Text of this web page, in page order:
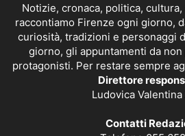
Notizie, cronaca, politica,
raccontiamo Firenze ogni giorno,
curiosità, tradizioni e personaggi
giorno, gli appuntamenti da
protagonisti. Per restare sempre
Direttore
Ludovica
Contatti